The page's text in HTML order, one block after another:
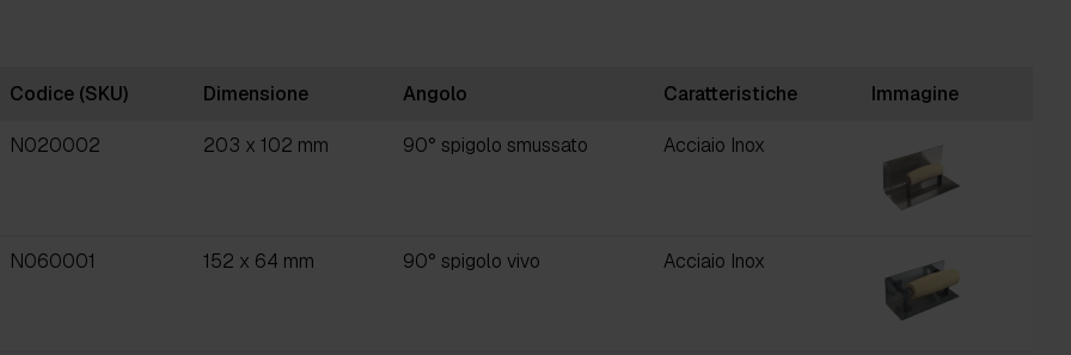
Codice (SKU) Dimensione Angolo Caratteristiche Immagine
N020002 203 x 102 mm 90° spigolo smussato Acciaio Inox
N060001 152 x 64 mm 90° spigolo vivo Acciaio Inox